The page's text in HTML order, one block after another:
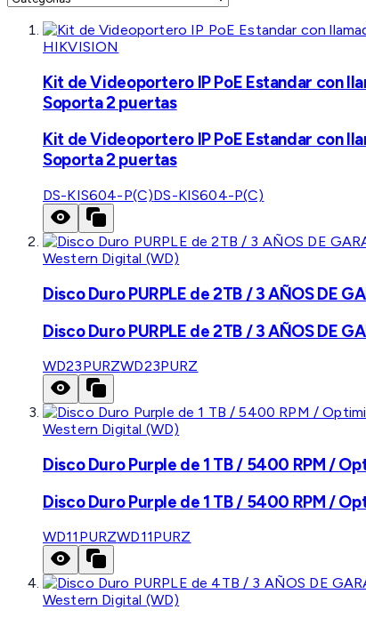
HIKVISION
Kit de Videoportero IP PoE Estandar con
Soporta 2 puertas
Kit de Videoportero IP PoE Estandar con
Soporta 2 puertas
DS-KIS604-P(C)DS-KIS604-P(C)
Western Digital (WD)
Disco Duro PURPLE de 2TB / 3 AÑOS DE
Disco Duro PURPLE de 2TB / 3 AÑOS DE
WD23PURZWD23PURZ
Western Digital (WD)
Disco Duro Purple de 1 TB / 5400 RPM /
Disco Duro Purple de 1 TB / 5400 RPM /
WD11PURZWD11PURZ
Western Digital (WD)